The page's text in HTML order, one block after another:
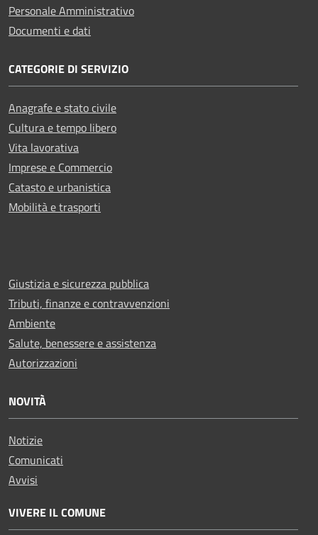
Personale Amministrativo
Documenti e dati
CATEGORIE DI SERVIZIO
Anagrafe e stato civile
Cultura e tempo libero
Vita lavorativa
Imprese e Commercio
Catasto e urbanistica
Mobilità e trasporti
Giustizia e sicurezza pubblica
Tributi, finanze e contravvenzioni
Ambiente
Salute, benessere e assistenza
Autorizzazioni
NOVITÀ
Notizie
Comunicati
Avvisi
VIVERE IL COMUNE